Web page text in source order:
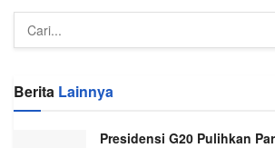
Berita Lainnya
Presidensi G20 Pulihkan